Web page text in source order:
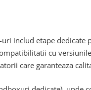
includ etape
cu
care garanteaza